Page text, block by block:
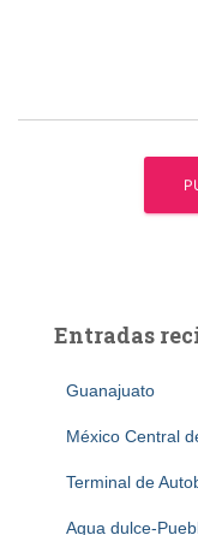
Entradas
Guanajuato
México Central
Terminal de
Agua dulce-